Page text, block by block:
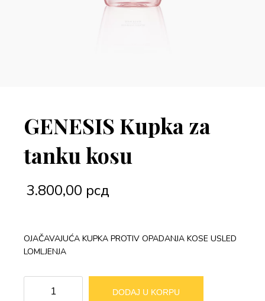
GENESIS Kupka za
tanku kosu
3.800,00 рсд
OJAČAVAJUĆA KUPKA PROTIV OPADANJA KOSE USLED
LOMLJENJA
DODAJ U KORPU